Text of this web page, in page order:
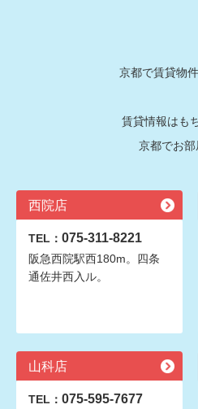
京都で賃貸物
賃貸情報はも
京都でお
西院店
TEL： 075-311-8221
阪急西院駅西180m。四条
通佐井西入ル。
山科店
TEL： 075-595-7677